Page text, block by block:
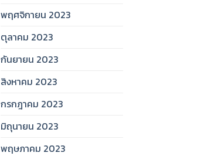
พฤศจิกายน 2023
ตุลาคม 2023
กันยายน 2023
สิงหาคม 2023
กรกฎาคม 2023
มิถุนายน 2023
พฤษภาคม 2023